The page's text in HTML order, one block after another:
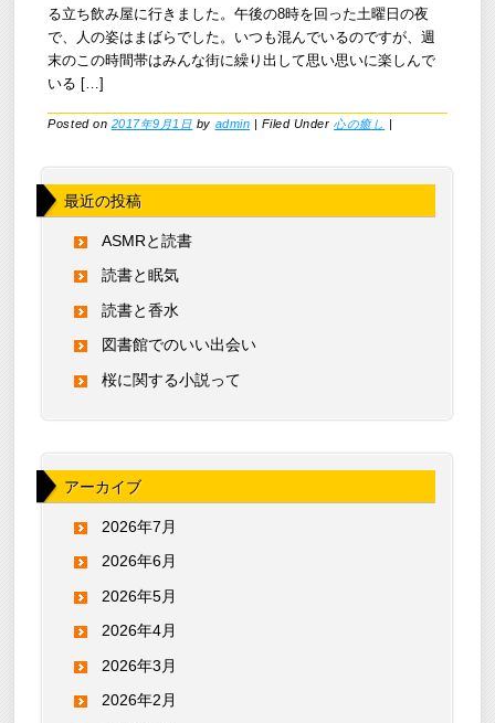
る立ち飲み屋に行きました。午後の8時を回った土曜日の夜
で、人の姿はまばらでした。いつも混んでいるのですが、週
末のこの時間帯はみんな街に繰り出して思い思いに楽しんで
いる […]
Posted on 2017年9月1日 by admin Filed Under心の癒し
最近の投稿
ASMRと読書
読書と眠気
読書と香水
図書館でのいい出会い
桜に関する小説って
アーカイブ
2026年7月
2026年6月
2026年5月
2026年4月
2026年3月
2026年2月